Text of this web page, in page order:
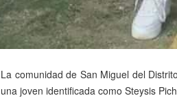
La comunidad de San Miguel del
una joven identificada como Steysis